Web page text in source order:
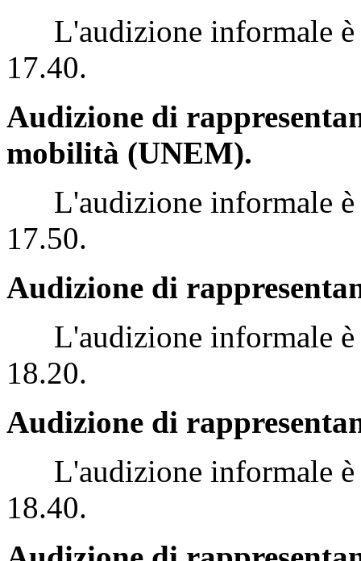
L'audizione informale è
17.40.
Audizione di
mobilità (UNEM).
L'audizione informale è
17.50.
Audizione di
L'audizione informale è
18.20.
Audizione di
L'audizione informale è
18.40.